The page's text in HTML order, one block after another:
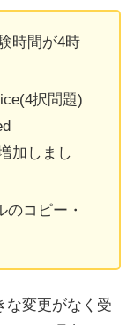
時間が4時
択問題)
加しまし
コピー・
な変更がなく受